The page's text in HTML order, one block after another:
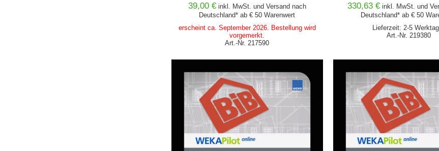
39,00 € inkl. MwSt. und Versandnach
Deutschland* ab € 50 Warenwert
erscheint ca. September 2026. Bestellung wird
vorgemerkt.
Art.-Nr. 217590
330,63 € inkl. MwSt. und
Deutschland* ab € 50
Lieferzeit: 2-5
Art.-Nr. 219380
IN DEN WARENKORB IN DEN WARENKORB